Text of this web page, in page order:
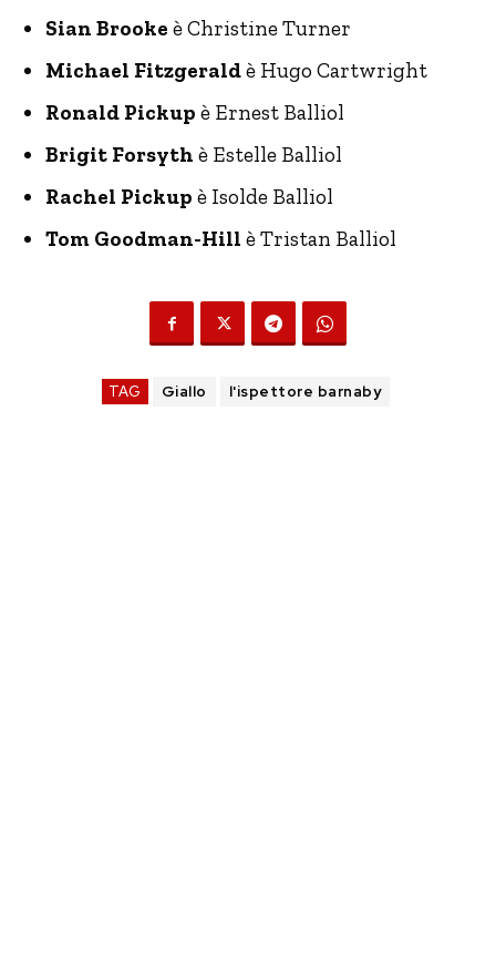
Sian Brooke è Christine Turner
Michael Fitzgeraldè Hugo Cartwright
Ronald Pickup è Ernest Balliol
Brigit Forsyth è Estelle Balliol
Rachel Pickup è Isolde Balliol
Tom Goodman-Hill è Tristan Balliol
TAG Giallo l'ispettore barnaby